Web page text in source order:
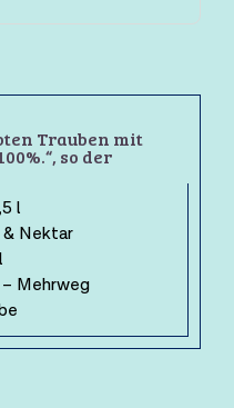
Trauben mit
so der
l
Nektar
Mehrweg